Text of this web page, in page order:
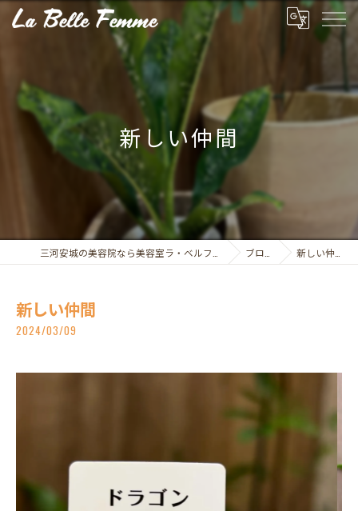
新しい仲間
ブログ 新しい仲間
新しい仲間
2024/03/09